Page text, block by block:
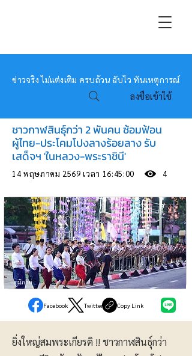
หมอข่าว
ข่าวจริง ไม่แต่งเติม ครบถ้วน ฉับไว ทันเหตุการณ์
ลงชื่อเข้าใช้
ชาวกาฬสินธุ์กว่า 2 พันคน ซ้อมฟ้อน
ผู้ไทย-ประโคมโปงลางร้อยลาง รับ
เสด็จฯ 'ในหลวง-พระราชินี'
14 พฤษภาคม 2569 เวลา 16:45:00 4
ภูมิภาค
Facebook Twitter Copy Link
ยิ่งใหญ่สมพระเกียรติ !! ชาวกาฬสินธุ์กว่า